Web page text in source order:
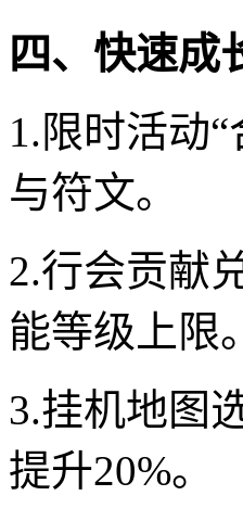
四、快速成
1.限时活动
与符文。
2.行会贡献
能等级上限。
3.挂机地图
提升20%。